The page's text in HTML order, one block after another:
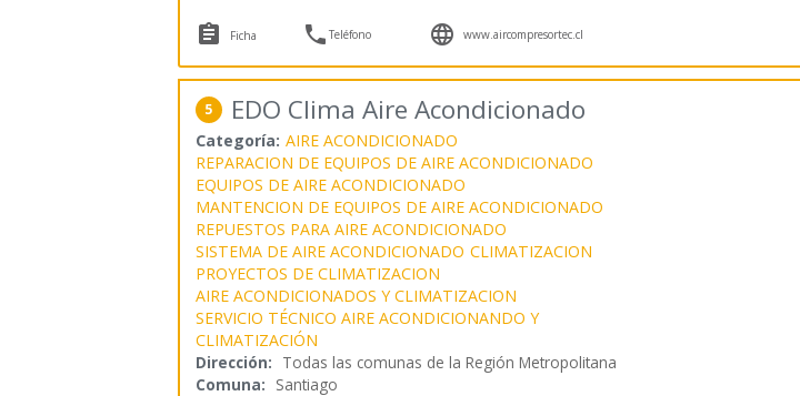
 Ficha Teléfono  www.aircompresortec.cl
5 EDO Clima Aire Acondicionado
Categoría: AIRE ACONDICIONADO
REPARACION DE EQUIPOS DE AIRE ACONDICIONADO
EQUIPOS DE AIRE ACONDICIONADO
MANTENCION DE EQUIPOS DE AIRE ACONDICIONADO
REPUESTOS PARA AIRE ACONDICIONADO
SISTEMA DE AIRE ACONDICIONADO CLIMATIZACION
PROYECTOS DE CLIMATIZACION
AIRE ACONDICIONADOS Y CLIMATIZACION
SERVICIO TÉCNICO AIRE ACONDICIONANDO Y
CLIMATIZACIÓN
Dirección: Todas las comunas de la Región Metropolitana
Comuna: Santiago